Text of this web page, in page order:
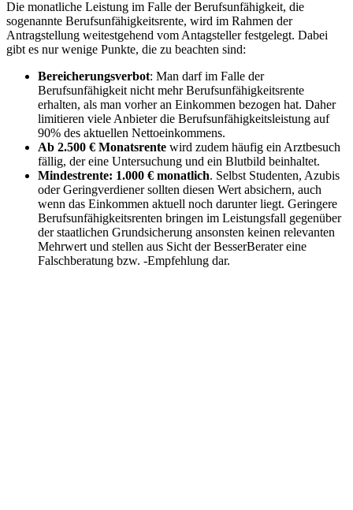
Die monatliche Leistung im Falle der Berufsunfähigkeit, die
sogenannte Berufsunfähigkeitsrente, wird im Rahmen der
Antragstellung weitestgehend vom Antagsteller festgelegt. Dabei
gibt es nur wenige Punkte, die zu beachten sind:
Bereicherungsverbot: Man darf im Falle der
Berufsunfähigkeit nicht mehr Berufsunfähigkeitsrente
erhalten, als man vorher an Einkommen bezogen hat. Daher
limitieren viele Anbieter die Berufsunfähigkeitsleistung auf
90% des aktuellen Nettoeinkommens.
Ab 2.500 € Monatsrente wird zudem häufig ein Arztbesuch
fällig, der eine Untersuchung und ein Blutbild beinhaltet.
Mindestrente: 1.000 € monatlich. Selbst Studenten, Azubis
oder Geringverdiener sollten diesen Wert absichern, auch
wenn das Einkommen aktuell noch darunter liegt. Geringere
Berufsunfähigkeitsrenten bringen im Leistungsfall gegenüber
der staatlichen Grundsicherung ansonsten keinen relevanten
Mehrwert und stellen aus Sicht der BesserBerater eine
Falschberatung bzw. -Empfehlung dar.